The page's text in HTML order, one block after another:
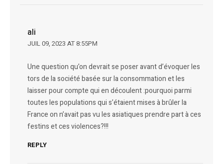
ali
JUIL 09, 2023 AT 8:55PM
Une question qu’on devrait se poser avant d’évoquer les
tors de la société basée sur la consommation et les
laisser pour compte qui en découlent :pourquoi parmi
toutes les populations qui s’étaient mises à brûler la
France on n’avait pas vu les asiatiques prendre part à ces
festins et ces violences?!!!
REPLY